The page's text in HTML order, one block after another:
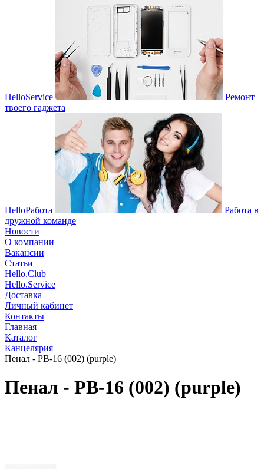
HelloService
Ремонт
твоего гаджета
HelloРабота
Работа в
дружной команде
Новости
О компании
Вакансии
Статьи
Hello.Club
Hello.Service
Доставка
Личный кабинет
Контакты
Главная
Каталог
Канцелярия
Пенал - PB-16 (002) (purple)
Пенал - PB-16 (002) (purple)